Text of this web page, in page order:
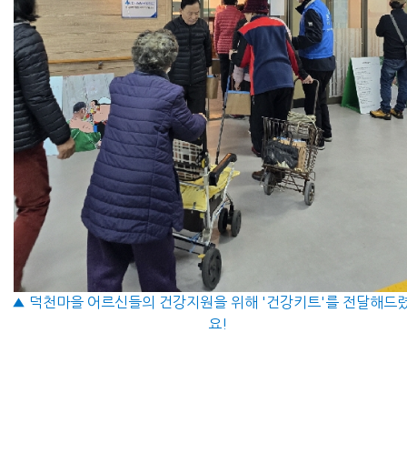
▲ 덕천마을 어르신들의 건강지원을 위해 '건강키트'를 전달해드
요!